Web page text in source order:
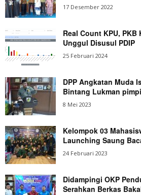
17 Desember 2022
Real Count KPU, PKB
Unggul Disusul PDIP
25 Februari 2024
DPP Angkatan Muda
Bintang Lukman
8 Mei 2023
Kelompok 03
Launching Saung
24 Februari 2023
Didampingi OKP
Serahkan Berkas